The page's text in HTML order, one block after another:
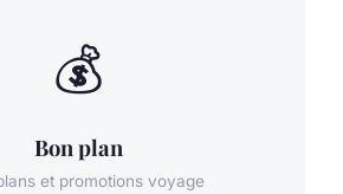
💰
Bon plan
et promotions voyage